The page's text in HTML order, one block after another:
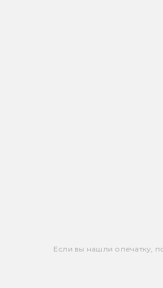
Если вы нашли опечатку,